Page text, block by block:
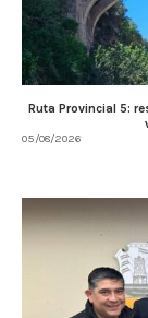
Ruta Provincial 5:
05/08/2026